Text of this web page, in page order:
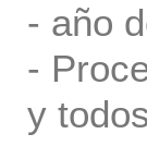
- año
-
y